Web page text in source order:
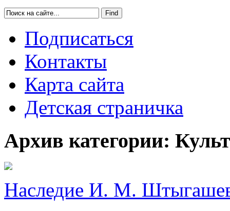
Подписаться
Контакты
Карта сайта
Детская страничка
Архив категории:
Наследие И. М.